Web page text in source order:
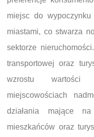
miejsc do
miastami, co stwarza
sektorze
transportowej oraz
wzrostu wartości
miejscowościach
działania mające
mieszkańców oraz